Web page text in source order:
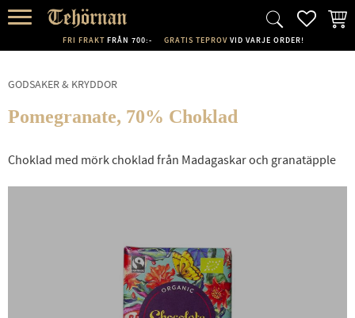
FRI FRAKT FRÅN 700:- GRATIS TEPROV VID VARJE ORDER!
GODSAKER & KRYDDOR
Pomegranate, 70% Choklad
Choklad med mörk choklad från Madagaskar och granatäpple